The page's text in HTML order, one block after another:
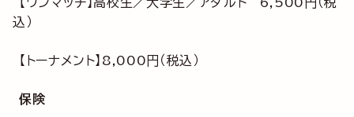
込）
【トーナメント】8,000円（税込）
保険